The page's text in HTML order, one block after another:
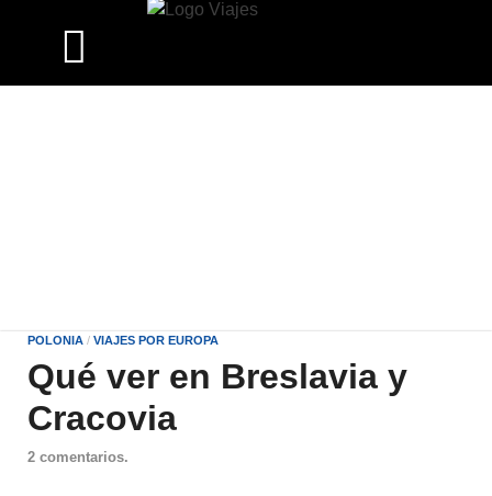
POLONIA / VIAJES POR EUROPA
Qué ver en Breslavia y
Cracovia
2 comentarios.